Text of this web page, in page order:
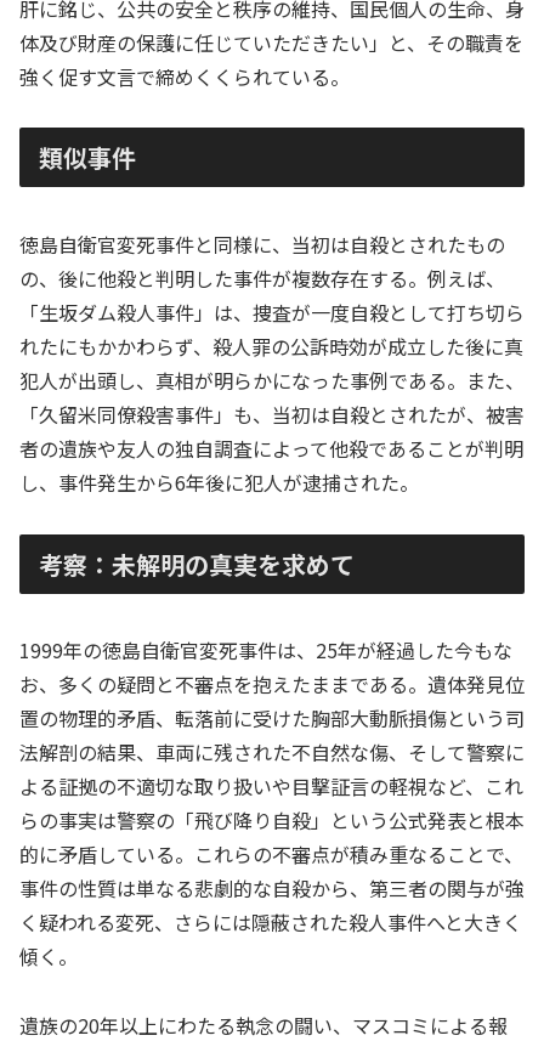
肝に銘じ、公共の安全と秩序の維持、国民個人の生命、身
体及び財産の保護に任じていただきたい」と、その職責を
強く促す文言で締めくくられている。
類似事件
徳島自衛官変死事件と同様に、当初は自殺とされたもの
の、後に他殺と判明した事件が複数存在する。例えば、
「生坂ダム殺人事件」は、捜査が一度自殺として打ち切ら
れたにもかかわらず、殺人罪の公訴時効が成立した後に真
犯人が出頭し、真相が明らかになった事例である。また、
「久留米同僚殺害事件」も、当初は自殺とされたが、被害
者の遺族や友人の独自調査によって他殺であることが判明
し、事件発生から6年後に犯人が逮捕された。
考察：未解明の真実を求めて
1999年の徳島自衛官変死事件は、25年が経過した今もな
お、多くの疑問と不審点を抱えたままである。遺体発見位
置の物理的矛盾、転落前に受けた胸部大動脈損傷という司
法解剖の結果、車両に残された不自然な傷、そして警察に
よる証拠の不適切な取り扱いや目撃証言の軽視など、これ
らの事実は警察の「飛び降り自殺」という公式発表と根本
的に矛盾している。これらの不審点が積み重なることで、
事件の性質は単なる悲劇的な自殺から、第三者の関与が強
く疑われる変死、さらには隠蔽された殺人事件へと大きく
傾く。
遺族の20年以上にわたる執念の闘い、マスコミによる報